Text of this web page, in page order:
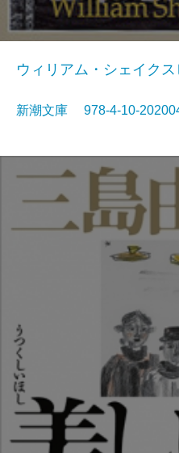
ウィリアム・シェイク
新潮文庫 978-4-10-